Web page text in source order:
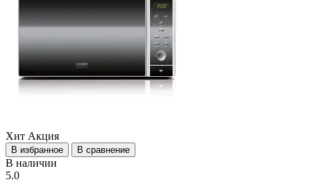
Хит Акция
В избранное В сравнение
В наличии
5.0